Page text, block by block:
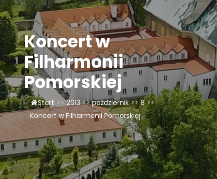
Fundacja
Konkurs organowy
LAOM
Klasztor
1,5%
Kontakt
Koncert w
Filharmonii
Pomorskiej
Start >> 2013 >> październik >> 8 >>
Koncert w Filharmonii Pomorskiej